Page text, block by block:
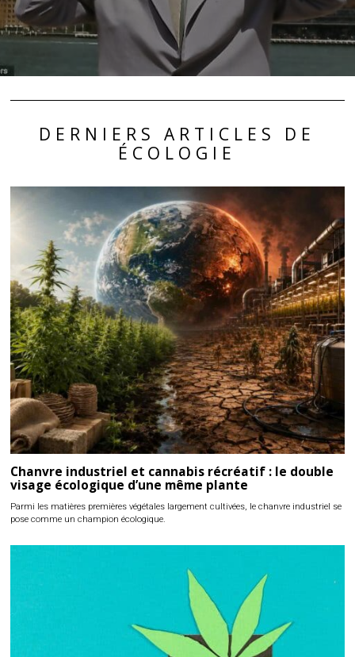
DERNIERS ARTICLES DE
ÉCOLOGIE
Chanvre industriel et cannabis récréatif : le double
visage écologique d’une même plante
Parmi les matières premières végétales largement cultivées, le chanvre industriel se
pose comme un champion écologique.